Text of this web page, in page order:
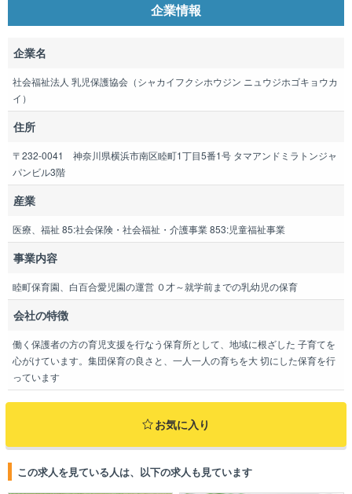
企業情報
企業名
社会福祉法人 乳児保護協会（シャカイフクシホウジン ニュウジホゴキョウカ
イ）
住所
〒232-0041 神奈川県横浜市南区睦町1丁目5番1号 タマアンドミラトンジャ
パンビル3階
産業
医療、福祉 85:社会保険・社会福祉・介護事業 853:児童福祉事業
事業内容
睦町保育園、白百合愛児園の運営 ０才～就学前までの乳幼児の保育
会社の特徴
働く保護者の方の育児支援を行なう保育所として、地域に根ざした 子育てを
心がけています。集団保育の良さと、一人一人の育ちを大 切にした保育を行
っています
お気に入り
この求人を見ている人は、以下の求人も見ています